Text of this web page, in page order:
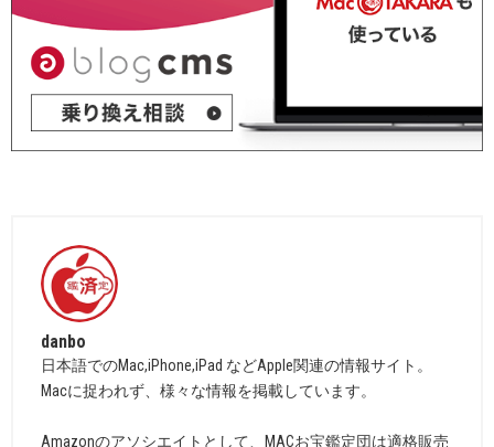
danbo
日本語でのMac,iPhone,iPad などApple関連の情報サイト。
Macに捉われず、様々な情報を掲載しています。
Amazonのアソシエイトとして、MACお宝鑑定団は適格販売